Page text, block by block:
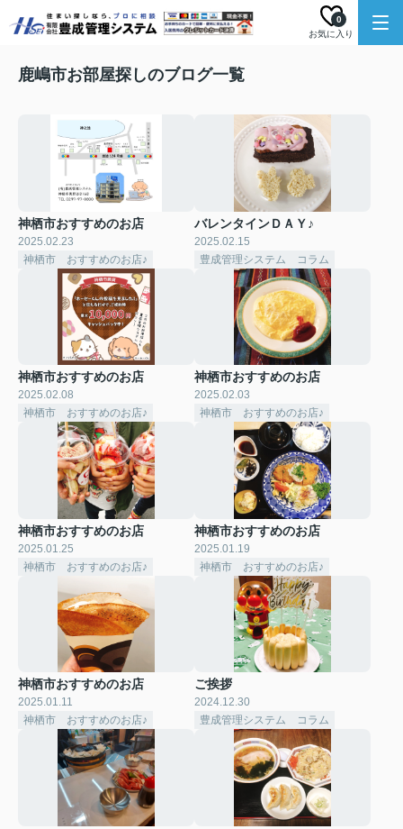
お気に入り
0
鹿嶋市お部屋探しのブログ一覧
神栖市おすすめのお店
2025.02.23
神栖市 おすすめのお店♪
バレンタインＤＡＹ♪
2025.02.15
豊成管理システム コラム
神栖市おすすめのお店
2025.02.08
神栖市 おすすめのお店♪
神栖市おすすめのお店
2025.02.03
神栖市 おすすめのお店♪
神栖市おすすめのお店
2025.01.25
神栖市 おすすめのお店♪
神栖市おすすめのお店
2025.01.19
神栖市 おすすめのお店♪
神栖市おすすめのお店
2025.01.11
神栖市 おすすめのお店♪
ご挨拶
2024.12.30
豊成管理システム コラム